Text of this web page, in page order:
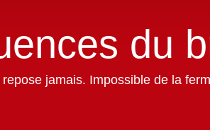
du
repose jamais. Impossible
le temps.